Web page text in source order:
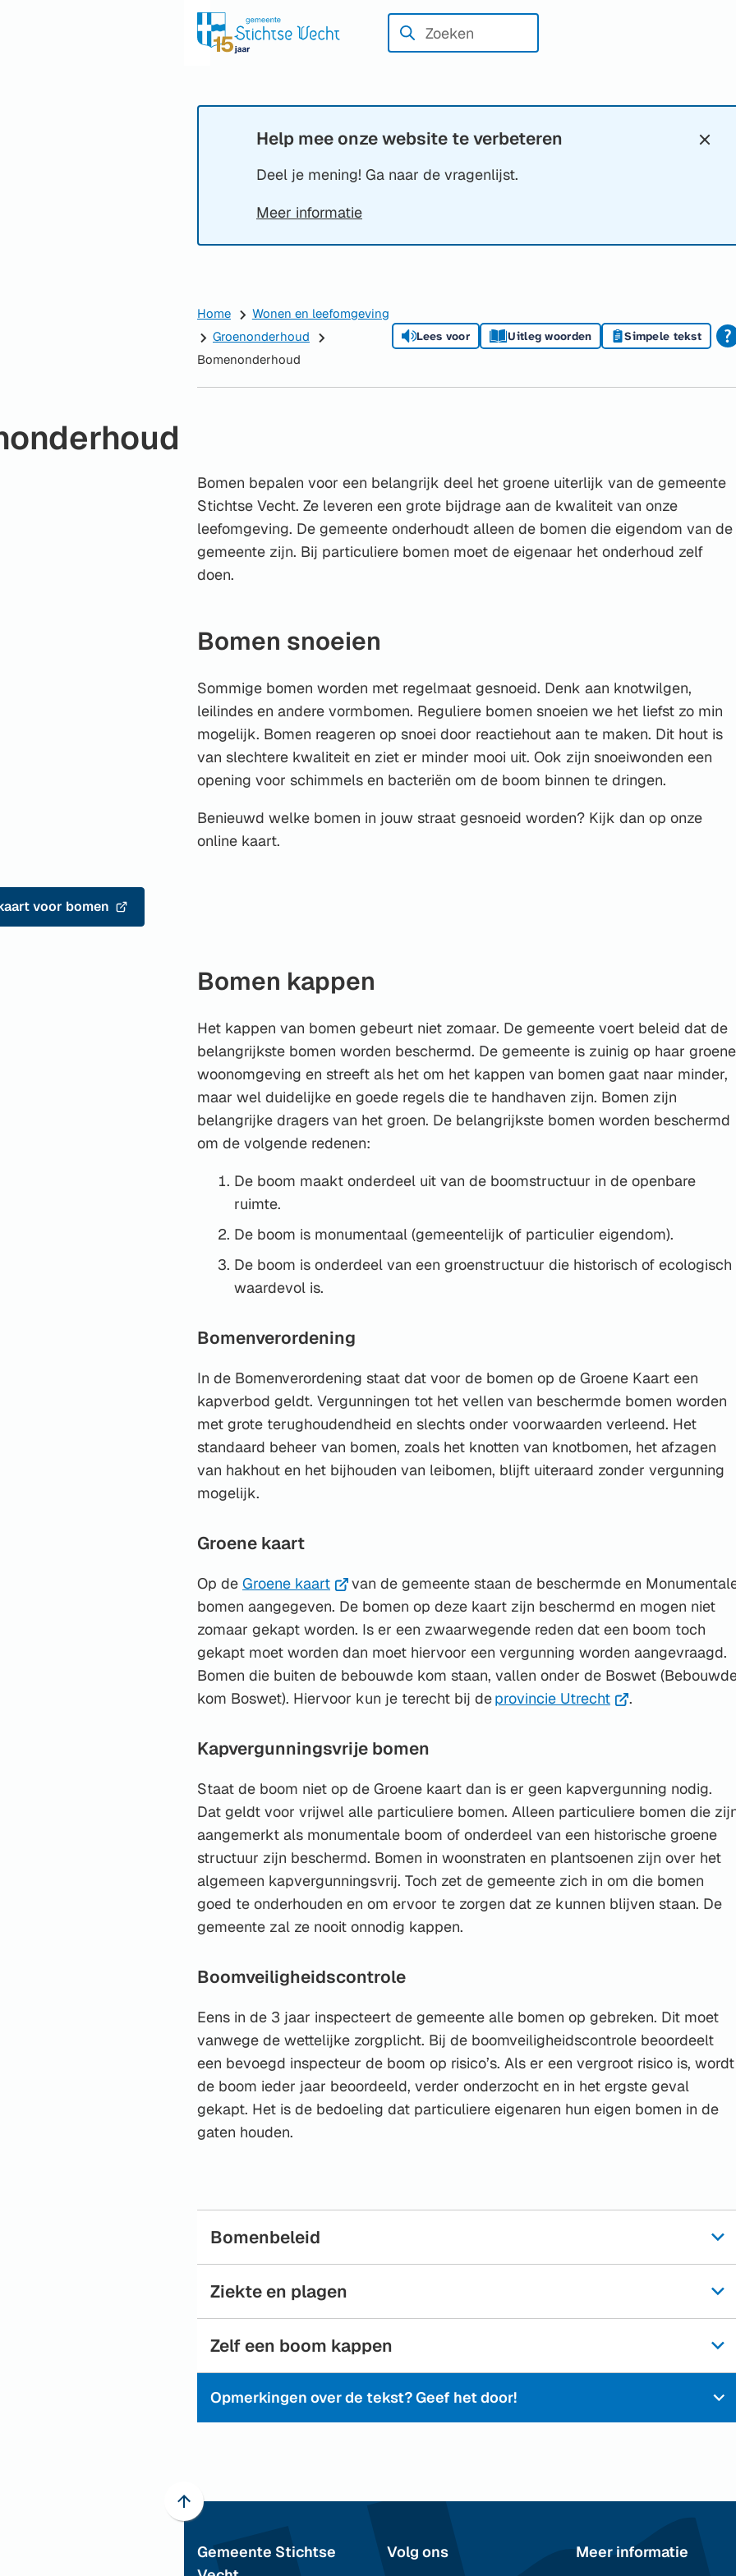
Zoeken
Wanneer
zijn
kun
hierdoor
pijl
omlaag
te
Gebruik
om
een
waarde
te
Informatie:
Help mee onze website te verbeteren
Deel je mening! Ga naar de vragenlijst.
Meer informatie
Home
Wonen en leefomgeving
Groenonderhoud
Bomenonderhoud
Lees voor Uitleg woorden Simpele tekst
Bomen bepalen voor een belangrijk deel het groene uiterlijk van de gemeente
Stichtse Vecht. Ze leveren een grote bijdrage aan de kwaliteit van onze
leefomgeving. De gemeente onderhoudt alleen de bomen die eigendom van de
gemeente zijn. Bij particuliere bomen moet de eigenaar het onderhoud zelf
doen.
Bomen snoeien
Sommige bomen worden met regelmaat gesnoeid. Denk aan knotwilgen,
leilindes en andere vormbomen. Reguliere bomen snoeien we het liefst zo min
mogelijk. Bomen reageren op snoei door reactiehout aan te maken. Dit hout is
van slechtere kwaliteit en ziet er minder mooi uit. Ook zijn snoeiwonden een
opening voor schimmels en bacteriën om de boom binnen te dringen.
Benieuwd welke bomen in jouw straat gesnoeid worden? Kijk dan op onze
online kaart.
voor bomen
Bomen kappen
Het kappen van bomen gebeurt niet zomaar. De gemeente voert beleid dat de
belangrijkste bomen worden beschermd. De gemeente is zuinig op haar groene
woonomgeving en streeft als het om het kappen van bomen gaat naar minder,
maar wel duidelijke en goede regels die te handhaven zijn. Bomen zijn
belangrijke dragers van het groen. De belangrijkste bomen worden beschermd
om de volgende redenen:
De boom maakt onderdeel uit van de boomstructuur in de openbare
ruimte.
De boom is monumentaal (gemeentelijk of particulier eigendom).
De boom is onderdeel van een groenstructuur die historisch of ecologisch
waardevol is.
Bomenverordening
In de Bomenverordening staat dat voor de bomen op de Groene Kaart een
kapverbod geldt. Vergunningen tot het vellen van beschermde bomen worden
met grote terughoudendheid en slechts onder voorwaarden verleend. Het
standaard beheer van bomen, zoals het knotten van knotbomen, het afzagen
van hakhout en het bijhouden van leibomen, blijft uiteraard zonder vergunning
mogelijk.
Groene kaart
Op de Groene kaart(Verwijst
naar
een
externe
website)
van de gemeente staan de beschermde en
bomen aangegeven. De bomen op deze kaart zijn beschermd en mogen niet
zomaar gekapt worden. Is er een zwaarwegende reden dat een boom toch
gekapt moet worden dan moet hiervoor een vergunning worden aangevraagd.
Bomen die buiten de bebouwde kom staan, vallen onder de Boswet
kom Boswet). Hiervoor kun je terecht bij deprovincie Utrecht(Verwijst
website)
.
Kapvergunningsvrije bomen
Staat de boom niet op de Groene kaart dan is er geen kapvergunning nodig.
Dat geldt voor vrijwel alle particuliere bomen. Alleen particuliere bomen die
aangemerkt als monumentale boom of onderdeel van een historische groene
structuur zijn beschermd. Bomen in woonstraten en plantsoenen zijn over het
algemeen kapvergunningsvrij. Toch zet de gemeente zich in om die bomen
goed te onderhouden en om ervoor te zorgen dat ze kunnen blijven staan. De
gemeente zal ze nooit onnodig kappen.
Boomveiligheidscontrole
Eens in de 3 jaar inspecteert de gemeente alle bomen op gebreken. Dit moet
vanwege de wettelijke zorgplicht. Bij de boomveiligheidscontrole beoordeelt
een bevoegd inspecteur de boom op risico’s. Als er een vergroot risico is, wordt
de boom ieder jaar beoordeeld, verder onderzocht en in het ergste geval
gekapt. Het is de bedoeling dat particuliere eigenaren hun eigen bomen in de
gaten houden.
Bomenbeleid
Ziekte en plagen
Zelf een boom kappen
Opmerkingen over de tekst? Geef het door!
Scroll
boven
naar
Gemeente Stichtse
Volg ons Meer informatie